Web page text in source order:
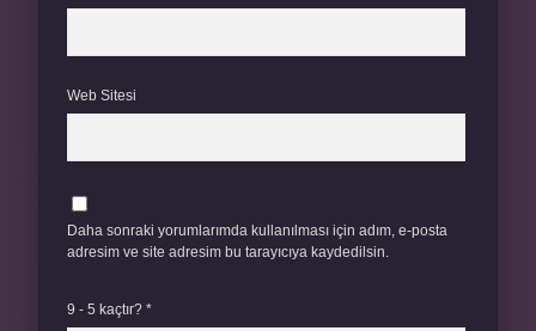
Web Sitesi
Daha sonraki yorumlarımda kullanılması için adım, e-posta
adresim ve site adresim bu tarayıcıya kaydedilsin.
9 - 5 kaçtır? *